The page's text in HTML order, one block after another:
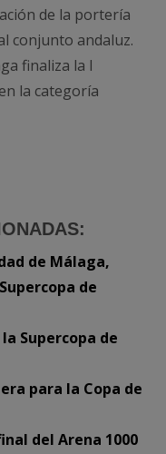
de la portería
conjunto andaluz.
finaliza la I
la categoría
de Málaga,
de
Supercopa de
para la Copa de
del Arena 1000